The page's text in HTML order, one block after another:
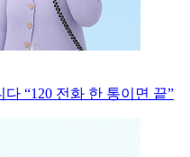
“120 전화 한 통이면 끝”